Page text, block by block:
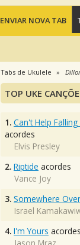
ENVIAR NOVA TAB
Tabs de Ukulele
TOP UKE
1. Can't Help
acordes
Elvis Presley
2. Riptide acordes
Vance Joy
3. Somewhere
Israel
4. I'm Yours acordes